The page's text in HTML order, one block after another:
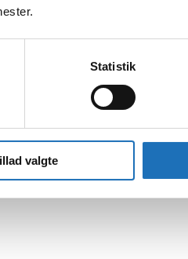
Statistik
valgte